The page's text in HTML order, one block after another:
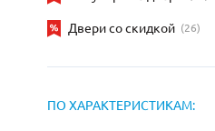
С металлобагетом(571)
Двери со скидкой (26)
ПО ХАРАКТЕРИСТИКАМ: